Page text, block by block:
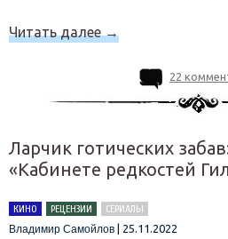
Читать далее→
22
Ларчик готических
«Кабинете редкостей
КИНО РЕЦЕНЗИИ
СЕРИАЛЫ
Владимир Самойлов
25.11.2022